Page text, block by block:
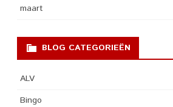
maart
BLOG CATEGORIEËN
ALV
Bingo